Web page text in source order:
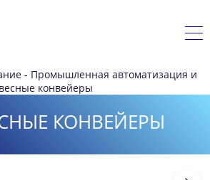
- Промышленная автоматизация и
конвейеры
КОНВЕЙЕРЫ